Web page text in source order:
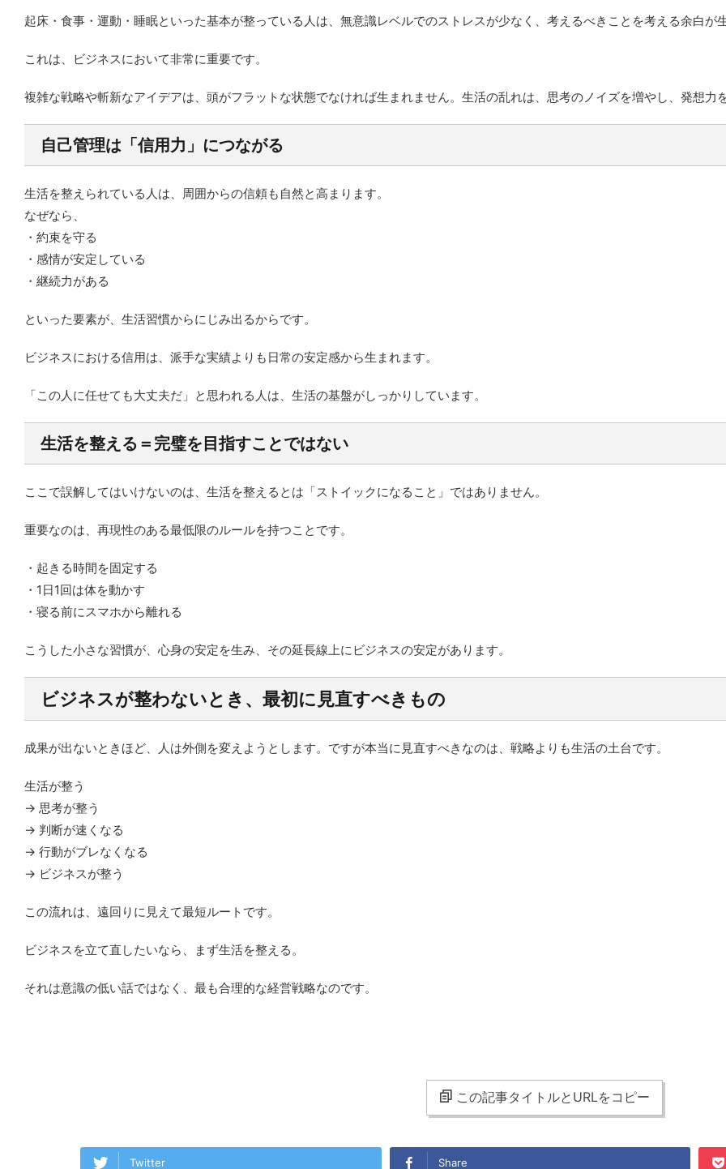
起床・食事・運動・睡眠といった基本が整っている人は、無意識レベルでのストレスが少なく、考えるべきことを考える余白が生
これは、ビジネスにおいて非常に重要です。
複雑な戦略や斬新なアイデアは、頭がフラットな状態でなければ生まれません。生活の乱れは、思考のノイズを増やし、発想力を
自己管理は「信用力」につながる
生活を整えられている人は、周囲からの信頼も自然と高まります。
なぜなら、
・約束を守る
・感情が安定している
・継続力がある
といった要素が、生活習慣からにじみ出るからです。
ビジネスにおける信用は、派手な実績よりも日常の安定感から生まれます。
「この人に任せても大丈夫だ」と思われる人は、生活の基盤がしっかりしています。
生活を整える＝完璧を目指すことではない
ここで誤解してはいけないのは、生活を整えるとは「ストイックになること」ではありません。
重要なのは、再現性のある最低限のルールを持つことです。
・起きる時間を固定する
・1日1回は体を動かす
・寝る前にスマホから離れる
こうした小さな習慣が、心身の安定を生み、その延長線上にビジネスの安定があります。
ビジネスが整わないとき、最初に見直すべきもの
成果が出ないときほど、人は外側を変えようとします。ですが本当に見直すべきなのは、戦略よりも生活の土台です。
生活が整う
→ 思考が整う
→ 判断が速くなる
→ 行動がブレなくなる
→ ビジネスが整う
この流れは、遠回りに見えて最短ルートです。
ビジネスを立て直したいなら、まず生活を整える。
それは意識の低い話ではなく、最も合理的な経営戦略なのです。
この記事タイトルとURLをコピー
Twitter Share